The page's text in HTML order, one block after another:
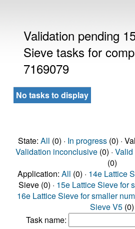
Validation pending
Sieve tasks for
7169079
No tasks to display
State: All (0) · In progress(0) ·
Validation inconclusive(0) · Valid
(0)
Application: All (0) · 14e Lattice
Sieve (0) · 15e Lattice Sieve for
16e Lattice Sieve for smaller
Sieve V5 (0)
Task name: